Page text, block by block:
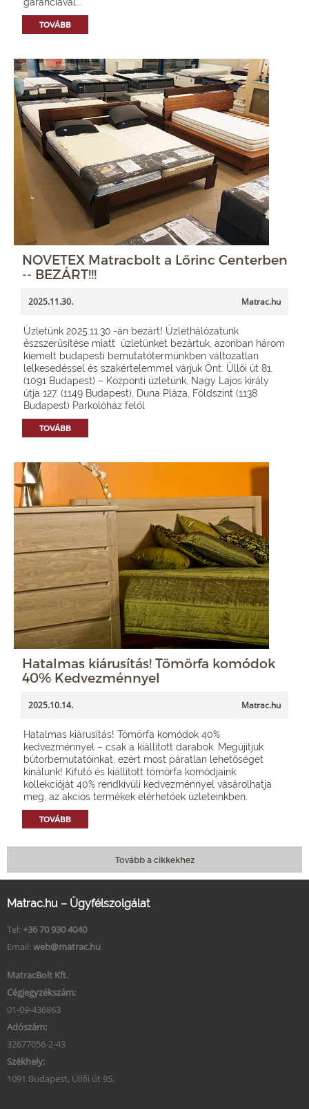
TOVÁBB
NOVETEX Matracbolt a Lőrinc Centerben
-- BEZÁRT!!!
2025.11.30. Matrac.hu
Üzletünk 2025.11.30.-án bezárt! Üzlethálózatunk
észszerűsítése miatt üzletünket bezártuk, azonban három
kiemelt budapesti bemutatótermünkben változatlan
lelkesedéssel és szakértelemmel várjuk Önt: Üllői út 81.
(1091 Budapest) – Központi üzletünk, Nagy Lajos király
útja 127. (1149 Budapest), Duna Pláza, Földszint (1138
Budapest) Parkolóház felől
TOVÁBB
Hatalmas kiárusítás! Tömörfa komódok
40% Kedvezménnyel
2025.10.14. Matrac.hu
Hatalmas kiárusítás! Tömörfa komódok 40%
kedvezménnyel – csak a kiállított darabok. Megújítjuk
bútorbemutatóinkat, ezért most páratlan lehetőséget
kínálunk! Kifutó és kiállított tömörfa komódjaink
kollekcióját 40% rendkívüli kedvezménnyel vásárolhatja
meg, az akciós termékek elérhetőek üzleteinkben.
TOVÁBB
Tovább a cikkekhez
Matrac.hu – Ügyfélszolgálat
Tel: +36 70 930 4040
Email: web@matrac.hu
MatracBolt Kft.
Cégjegyzékszám:
01-09-436863
Adószám:
32677056-2-43
Székhely:
1091 Budapest, Üllői út 95.